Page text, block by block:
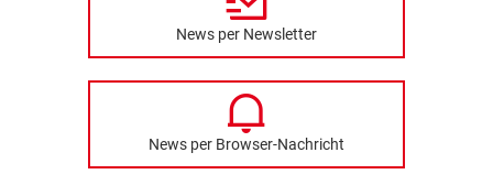
News per Newsletter
News per Browser-Nachricht